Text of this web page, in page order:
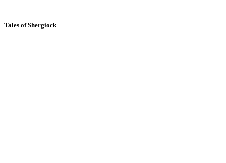
Tales of Shergiock